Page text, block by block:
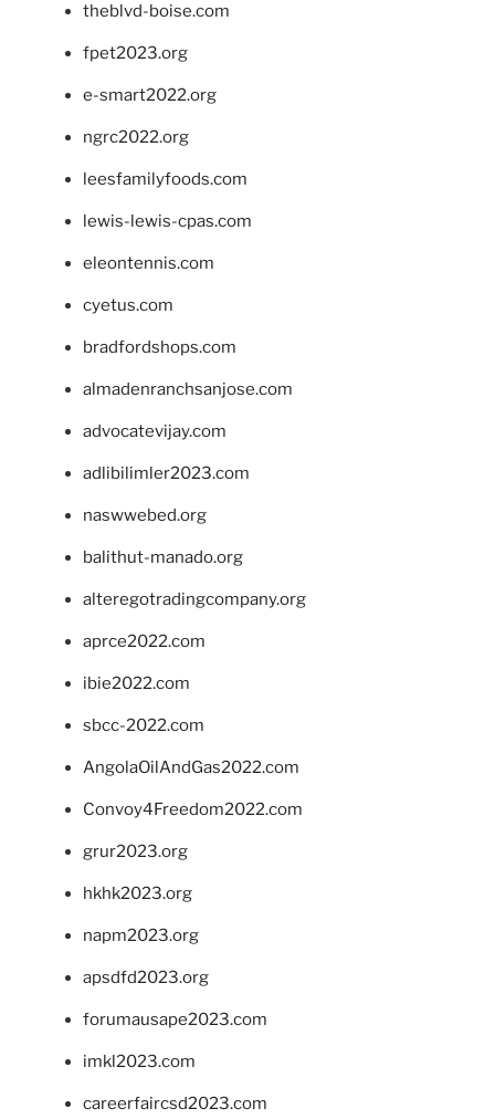
theblvd-boise.com
fpet2023.org
e-smart2022.org
ngrc2022.org
leesfamilyfoods.com
lewis-lewis-cpas.com
eleontennis.com
cyetus.com
bradfordshops.com
almadenranchsanjose.com
advocatevijay.com
adlibilimler2023.com
naswwebed.org
balithut-manado.org
alteregotradingcompany.org
aprce2022.com
ibie2022.com
sbcc-2022.com
AngolaOilAndGas2022.com
Convoy4Freedom2022.com
grur2023.org
hkhk2023.org
napm2023.org
apsdfd2023.org
forumausape2023.com
imkl2023.com
careerfaircsd2023.com